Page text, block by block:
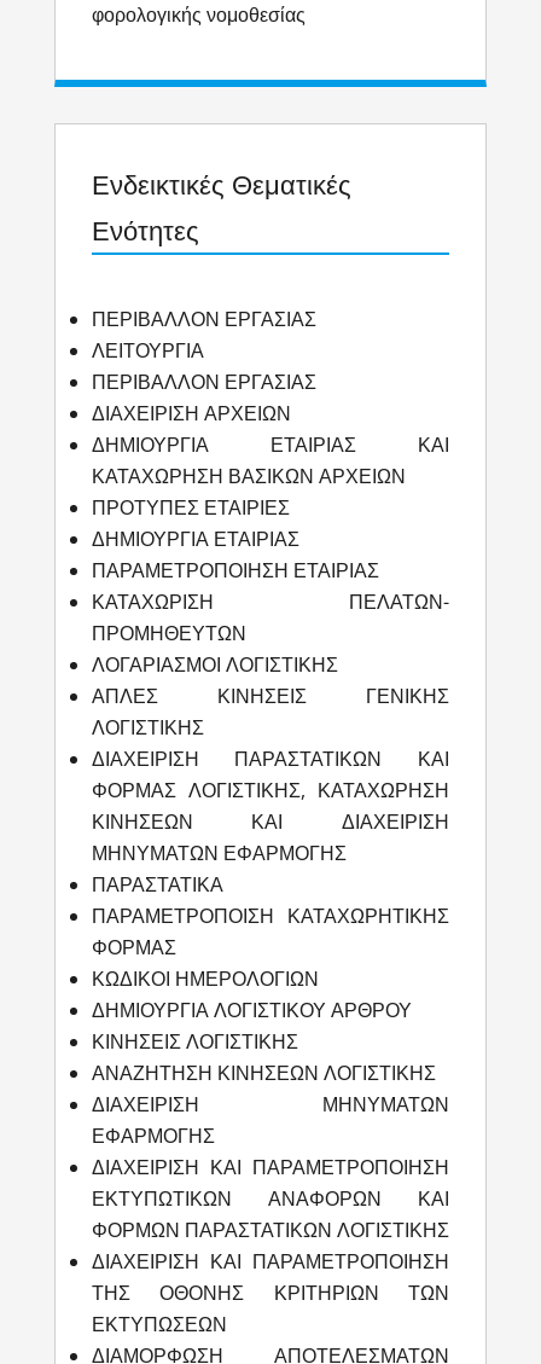
φορολογικής νομοθεσίας
Ενδεικτικές Θεματικές
Ενότητες
ΠΕΡΙΒΑΛΛΟΝ ΕΡΓΑΣΙΑΣ
ΛΕΙΤΟΥΡΓΙΑ
ΠΕΡΙΒΑΛΛΟΝ ΕΡΓΑΣΙΑΣ
ΔΙΑΧΕΙΡΙΣΗ ΑΡΧΕΙΩΝ
ΔΗΜΙΟΥΡΓΙΑ ΕΤΑΙΡΙΑΣ ΚΑΙ
ΚΑΤΑΧΩΡΗΣΗ ΒΑΣΙΚΩΝ ΑΡΧΕΙΩΝ
ΠΡΟΤΥΠΕΣ ΕΤΑΙΡΙΕΣ
ΔΗΜΙΟΥΡΓΙΑ ΕΤΑΙΡΙΑΣ
ΠΑΡΑΜΕΤΡΟΠΟΙΗΣΗ ΕΤΑΙΡΙΑΣ
ΚΑΤΑΧΩΡΙΣΗ ΠΕΛΑΤΩΝ-
ΠΡΟΜΗΘΕΥΤΩΝ
ΛΟΓΑΡΙΑΣΜΟΙ ΛΟΓΙΣΤΙΚΗΣ
ΑΠΛΕΣ ΚΙΝΗΣΕΙΣ ΓΕΝΙΚΗΣ
ΛΟΓΙΣΤΙΚΗΣ
ΔΙΑΧΕΙΡΙΣΗ ΠΑΡΑΣΤΑΤΙΚΩΝ ΚΑΙ
ΦΟΡΜΑΣ ΛΟΓΙΣΤΙΚΗΣ, ΚΑΤΑΧΩΡΗΣΗ
ΚΙΝΗΣΕΩΝ ΚΑΙ ΔΙΑΧΕΙΡΙΣΗ
ΜΗΝΥΜΑΤΩΝ ΕΦΑΡΜΟΓΗΣ
ΠΑΡΑΣΤΑΤΙΚΑ
ΠΑΡΑΜΕΤΡΟΠΟΙΣΗ ΚΑΤΑΧΩΡΗΤΙΚΗΣ
ΦΟΡΜΑΣ
ΚΩΔΙΚΟΙ ΗΜΕΡΟΛΟΓΙΩΝ
ΔΗΜΙΟΥΡΓΙΑ ΛΟΓΙΣΤΙΚΟΥ ΑΡΘΡΟΥ
ΚΙΝΗΣΕΙΣ ΛΟΓΙΣΤΙΚΗΣ
ΑΝΑΖΗΤΗΣΗ ΚΙΝΗΣΕΩΝ ΛΟΓΙΣΤΙΚΗΣ
ΔΙΑΧΕΙΡΙΣΗ ΜΗΝΥΜΑΤΩΝ
ΕΦΑΡΜΟΓΗΣ
ΔΙΑΧΕΙΡΙΣΗ ΚΑΙ ΠΑΡΑΜΕΤΡΟΠΟΙΗΣΗ
ΕΚΤΥΠΩΤΙΚΩΝ ΑΝΑΦΟΡΩΝ ΚΑΙ
ΦΟΡΜΩΝ ΠΑΡΑΣΤΑΤΙΚΩΝ ΛΟΓΙΣΤΙΚΗΣ
ΔΙΑΧΕΙΡΙΣΗ ΚΑΙ ΠΑΡΑΜΕΤΡΟΠΟΙΗΣΗ
ΤΗΣ ΟΘΟΝΗΣ ΚΡΙΤΗΡΙΩΝ ΤΩΝ
ΕΚΤΥΠΩΣΕΩΝ
ΔΙΑΜΟΡΦΩΣΗ ΑΠΟΤΕΛΕΣΜΑΤΩΝ